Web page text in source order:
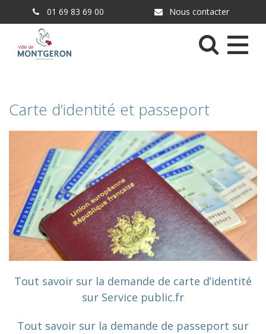
01 69 83 69 00 Nous contacter
Menu
Carte d’identité et passeport
Tout savoir sur la demande de carte d’identité
sur Service public.fr
Tout savoir sur la demande de passeport sur